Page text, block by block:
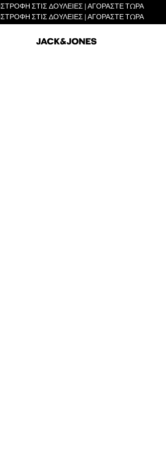
ΣΤΙΣ ΔΟΥΛΕΙΕΣ | ΑΓΟΡΑΣΤΕ ΤΩΡΑ
ΣΤΙΣ ΔΟΥΛΕΙΕΣ | ΑΓΟΡΑΣΤΕ ΤΩΡΑ